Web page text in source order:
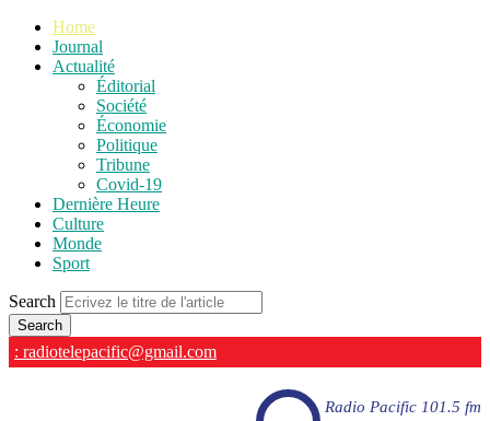
Home
Journal
Actualité
Éditorial
Société
Économie
Politique
Tribune
Covid-19
Dernière Heure
Culture
Monde
Sport
Search
: radiotelepacific@gmail.com
Radio Pacific 101.5 fm